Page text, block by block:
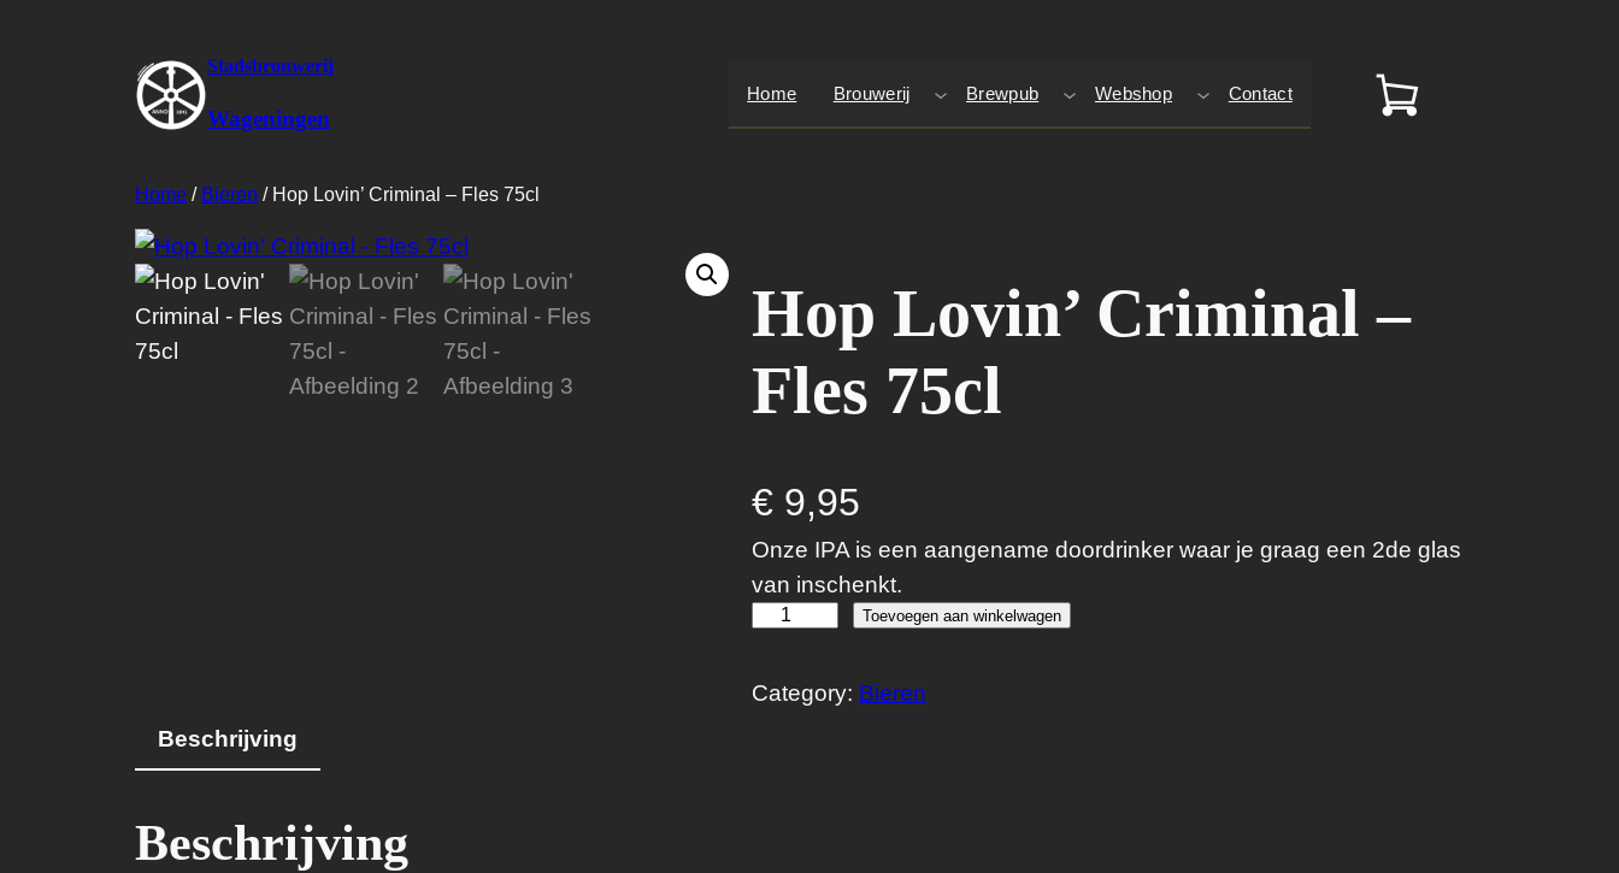
Stadsbrouwerij
Wageningen
Home Brouwerij Brewpub Webshop Contact
Home / Bieren / Hop Lovin’ Criminal – Fles 75cl
Hop Lovin’ Criminal –
Fles 75cl
€ 9,95
Onze IPA is een aangename doordrinker waar je graag een 2de glas
van inschenkt.
p
Toevoegen aan winkelwagen
Category: Bieren
Beschrijving
Beschrijving